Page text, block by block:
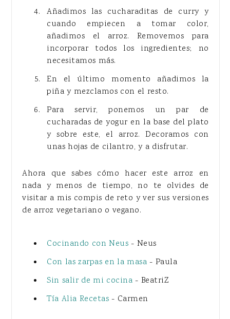
Añadimos las cucharaditas de curry y
cuando empiecen a tomar color,
añadimos el arroz. Removemos para
incorporar todos los ingredientes; no
necesitamos más.
En el último momento añadimos la
piña y mezclamos con el resto.
Para servir, ponemos un par de
cucharadas de yogur en la base del plato
y sobre este, el arroz. Decoramos con
unas hojas de cilantro, y a disfrutar.
Ahora que sabes cómo hacer este arroz en
nada y menos de tiempo, no te olvides de
visitar a mis compis de reto y ver sus versiones
de arroz vegetariano o vegano.
Cocinando con Neus - Neus
Con las zarpas en la masa - Paula
Sin salir de mi cocina - BeatriZ
Tía Alia Recetas - Carmen